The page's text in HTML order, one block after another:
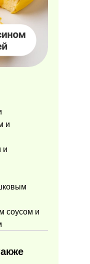
и
и
соусом и